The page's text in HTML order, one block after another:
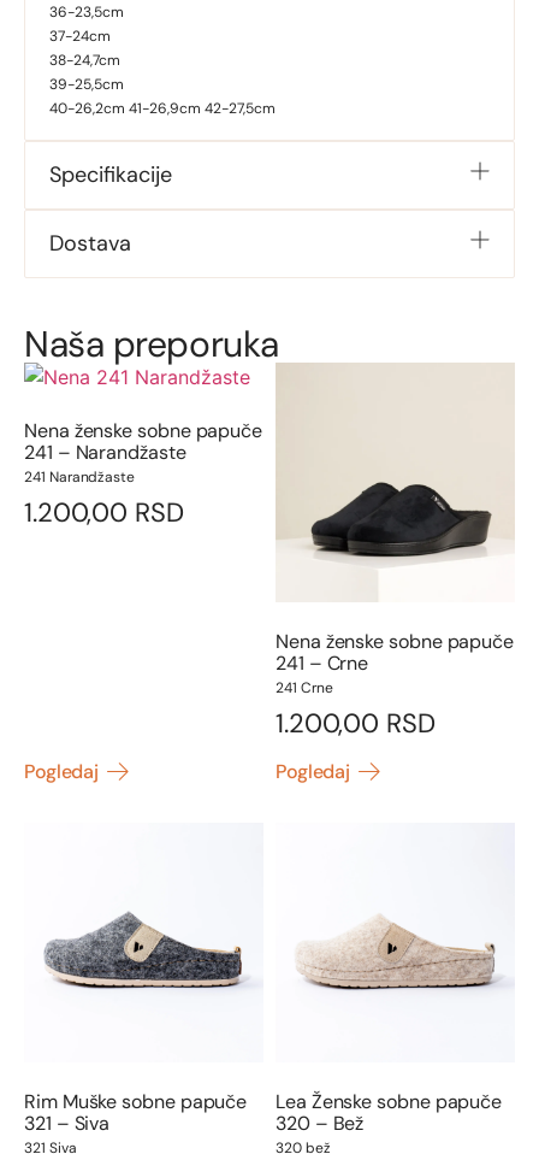
36-23,5cm
37-24cm
38-24,7cm
39-25,5cm
40-26,2cm 41-26,9cm 42-27,5cm
Specifikacije
Dostava
Naša preporuka
Nena ženske sobne papuče
241 – Narandžaste
241 Narandžaste
1.200,00 RSD
Pogledaj
Nena ženske sobne papuče
241 – Crne
241 Crne
1.200,00 RSD
Pogledaj
Rim Muške sobne papuče
321 – Siva
321 Siva
Lea Ženske sobne papuče
320 – Bež
320 bež